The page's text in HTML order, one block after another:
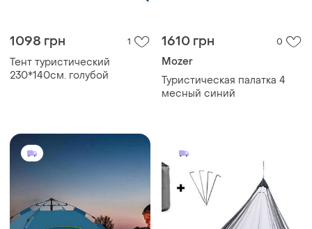
1098 грн 1
Тент туристический
230*140см. голубой
1610 грн 0
Mozer
Туристическая палатка 4
месный синий